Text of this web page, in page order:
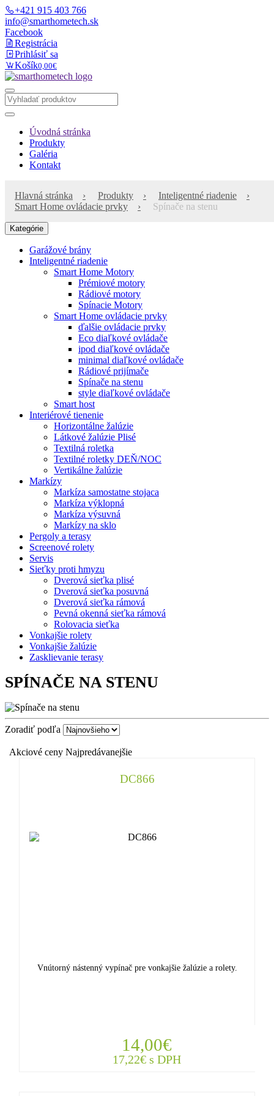
+421 915 403 766
info@smarthometech.sk
Facebook
Registrácia
Prihlásiť sa
Košík0,00€
Úvodná stránka
Produkty
Galéria
Kontakt
Hlavná stránka Produkty
Inteligentné riadenie
Smart Home ovládacie prvky
Spínače na stenu
Kategórie
Garážové brány
Inteligentné riadenie
Smart Home Motory
Prémiové motory
Rádiové motory
Spínacie Motory
Smart Home ovládacie prvky
ďalšie ovládacie prvky
Eco diaľkové ovládače
ipod diaľkové ovládače
minimal diaľkové ovládače
Rádiové prijímače
Spínače na stenu
style diaľkové ovládače
Smart host
Interiérové tienenie
Horizontálne žalúzie
Látkové žalúzie Plisé
Textilná roletka
Textilné roletky DEŇ/NOC
Vertikálne žalúzie
Markízy
Markíza samostatne stojaca
Markíza výklopná
Markíza výsuvná
Markízy na sklo
Pergoly a terasy
Screenové rolety
Servis
Sieťky proti hmyzu
Dverová sieťka plisé
Dverová sieťka posuvná
Dverová sieťka rámová
Pevná okenná sieťka rámová
Rolovacia sieťka
Vonkajšie rolety
Vonkajšie žalúzie
Zasklievanie terasy
SPÍNAČE NA STENU
Zoradiť podľa
Akciové ceny Najpredávanejšie
DC866
Vnútorný nástenný vypínač pre vonkajšie žalúzie a rolety.
14,00€
17,22€ s DPH